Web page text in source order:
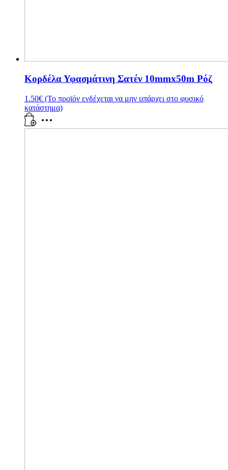
Κορδέλα Υφασμάτινη Σατέν 10mmx50m Ρόζ
1.50€ (Το προϊόν ενδέχεται να μην υπάρχει στο φυσικό
κατάστημα)